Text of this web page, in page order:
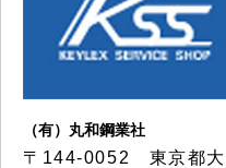
（有）丸和鋼業社
〒144-0052 東京都大